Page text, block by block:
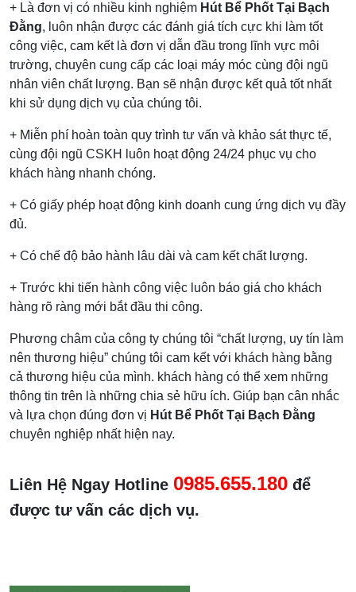
+ Là đơn vị có nhiều kinh nghiệm Hút Bể Phốt Tại Bạch
Đằng, luôn nhận được các đánh giá tích cực khi làm tốt
công việc, cam kết là đơn vị dẫn đầu trong lĩnh vực môi
trường, chuyên cung cấp các loại máy móc cùng đội ngũ
nhân viên chất lượng. Bạn sẽ nhận được kết quả tốt nhất
khi sử dụng dịch vụ của chúng tôi.
+ Miễn phí hoàn toàn quy trình tư vấn và khảo sát thực tế,
cùng đội ngũ CSKH luôn hoạt động 24/24 phục vụ cho
khách hàng nhanh chóng.
+ Có giấy phép hoạt động kinh doanh cung ứng dịch vụ đầy
đủ.
+ Có chế độ bảo hành lâu dài và cam kết chất lượng.
+ Trước khi tiến hành công việc luôn báo giá cho khách
hàng rõ ràng mới bắt đầu thi công.
Phương châm của công ty chúng tôi “chất lượng, uy tín làm
nên thương hiệu” chúng tôi cam kết với khách hàng bằng
cả thương hiệu của mình. khách hàng có thể xem những
thông tin trên là những chia sẻ hữu ích. Giúp bạn cân nhắc
và lựa chọn đúng đơn vị Hút Bể Phốt Tại Bạch Đằng
chuyên nghiệp nhất hiện nay.
Liên Hệ Ngay Hotline 0985.655.180 để
được tư vấn các dịch vụ.